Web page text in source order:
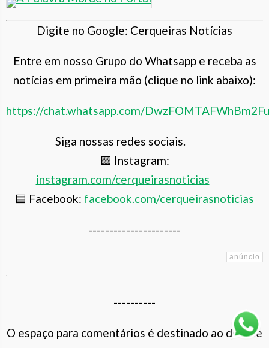
Digite no Google: Cerqueiras Notícias
Entre em nosso Grupo do Whatsapp e receba as
notícias em primeira mão (clique no link abaixo):
https://chat.whatsapp.com/
Siga nossas redes sociais.
🟪 Instagram:
instagram.com/cerqueirasnoticias
🟦 Facebook: facebook.com/cerqueirasnoticias
----------------------
----------
O espaço para comentários é destinado ao debate